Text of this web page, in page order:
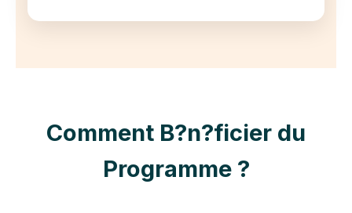
Comment B?n?ficier du
Programme ?